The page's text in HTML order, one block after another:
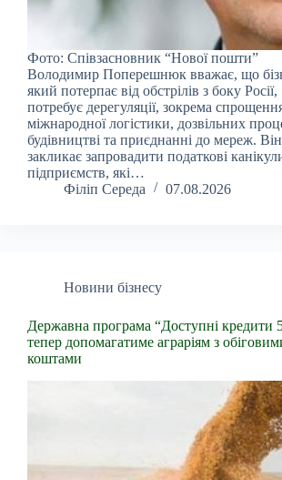
Фото: Співзасновник “Нової пошти”
Володимир Поперешнюк вважає, що
який потерпає від обстрілів з боку Росії,
потребує дерегуляції, зокрема
міжнародної логістики, дозвільних
будівництві та приєднанні до мереж.
закликає запровадити податкові
підприємств, які…
Філіп Середа
07.08.2026
Новини бізнесу
Державна програма “Доступні кредити
тепер допомагатиме аграріям з
коштами